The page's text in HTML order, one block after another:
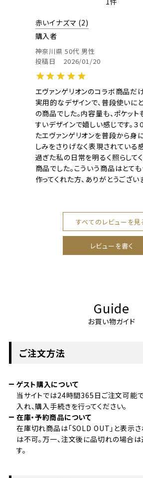
赤いイナズマ 2
購入者
神奈川県 50代 男性
投稿日
2026/01/20
エヴァンゲリオンのコラボ商品だ
実用的なデザインで、普段使いに
の商品でした。内容量も、ポケッ
すいデザインで嬉しい感じです。
たエヴァンゲリオンを普段から身
しみをさりげなく表現されている
過ぎた私の日常を明るく照らして
商品でした。こういう商品はとても
作ってくれた方、ありがとうござい
すべてのレビューを見
レビューを書く
Guide
お買い物ガイド
ご注文方法
ゲスト購入について
当サイトでは24時間365日ご注文可能
入れ、購入手続きを行ってください。
在庫・予約商品について
在庫切れ商品は「SOLD OUT」と表示さ
は不可。万一、注文後に品切れの場合
す。